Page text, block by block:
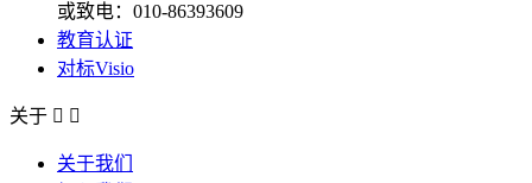
或致电：010-86393609
教育认证
对标Visio
关于  
关于我们